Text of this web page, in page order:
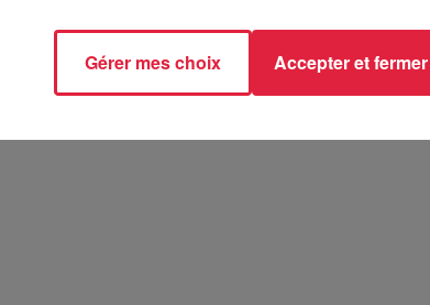
Gérer mes choix Accepter et fermer